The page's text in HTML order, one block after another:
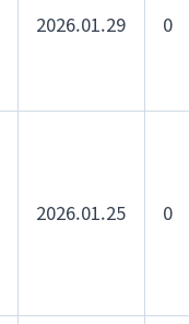
2026.01.29 0
2026.01.25 0